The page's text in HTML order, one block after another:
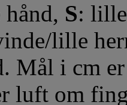
S:
lille
Mål i cm
luft om